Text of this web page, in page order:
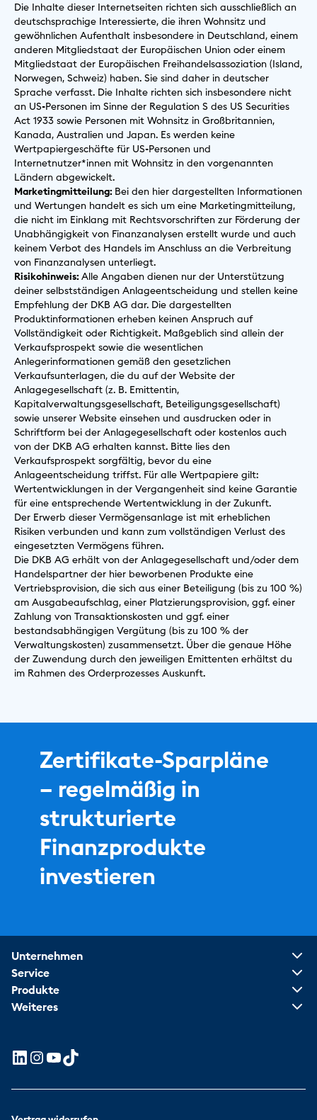
Die Inhalte dieser Internetseiten richten sich ausschließlich an
deutschsprachige Interessierte, die ihren Wohnsitz und
gewöhnlichen Aufenthalt insbesondere in Deutschland, einem
anderen Mitgliedstaat der Europäischen Union oder einem
Mitgliedstaat der Europäischen Freihandelsassoziation (Island,
Norwegen, Schweiz) haben. Sie sind daher in deutscher
Sprache verfasst. Die Inhalte richten sich insbesondere nicht
an US-Personen im Sinne der Regulation S des US Securities
Act 1933 sowie Personen mit Wohnsitz in Großbritannien,
Kanada, Australien und Japan. Es werden keine
Wertpapiergeschäfte für US-Personen und
Internetnutzer*innen mit Wohnsitz in den vorgenannten
Ländern abgewickelt.
Marketingmitteilung: Bei den hier dargestellten Informationen
und Wertungen handelt es sich um eine Marketingmitteilung,
die nicht im Einklang mit Rechtsvorschriften zur Förderung der
Unabhängigkeit von Finanzanalysen erstellt wurde und auch
keinem Verbot des Handels im Anschluss an die Verbreitung
von Finanzanalysen unterliegt.
Risikohinweis: Alle Angaben dienen nur der Unterstützung
deiner selbstständigen Anlageentscheidung und stellen keine
Empfehlung der DKB AG dar. Die dargestellten
Produktinformationen erheben keinen Anspruch auf
Vollständigkeit oder Richtigkeit. Maßgeblich sind allein der
Verkaufsprospekt sowie die wesentlichen
Anlegerinformationen gemäß den gesetzlichen
Verkaufsunterlagen, die du auf der Website der
Anlagegesellschaft (z. B. Emittentin,
Kapitalverwaltungsgesellschaft, Beteiligungsgesellschaft)
sowie unserer Website einsehen und ausdrucken oder in
Schriftform bei der Anlagegesellschaft oder kostenlos auch
von der DKB AG erhalten kannst. Bitte lies den
Verkaufsprospekt sorgfältig, bevor du eine
Anlageentscheidung triffst. Für alle Wertpapiere gilt:
Wertentwicklungen in der Vergangenheit sind keine Garantie
für eine entsprechende Wertentwicklung in der Zukunft.
Der Erwerb dieser Vermögensanlage ist mit erheblichen
Risiken verbunden und kann zum vollständigen Verlust des
eingesetzten Vermögens führen.
Die DKB AG erhält von der Anlagegesellschaft und/oder dem
Handelspartner der hier beworbenen Produkte eine
Vertriebsprovision, die sich aus einer Beteiligung (bis zu 100 %)
am Ausgabeaufschlag, einer Platzierungsprovision, ggf. einer
Zahlung von Transaktionskosten und ggf. einer
bestandsabhängigen Vergütung (bis zu 100 % der
Verwaltungskosten) zusammensetzt. Über die genaue Höhe
der Zuwendung durch den jeweiligen Emittenten erhältst du
im Rahmen des Orderprozesses Auskunft.
Zertifikate-Sparpläne
– regelmäßig in
strukturierte
Finanzprodukte
investieren
Unternehmen
Service
Produkte
Weiteres